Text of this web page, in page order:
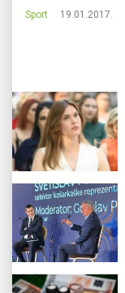
Sport 19.01.2017.